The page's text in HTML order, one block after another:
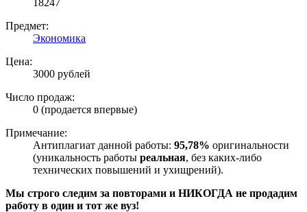
18247
Предмет:
Экономика
Цена:
3000 рублей
Число продаж:
0 (продается впервые)
Примечание:
Антиплагиат данной работы: 95,78% оригинальности
(уникальность работы реальная, без каких-либо
технических повышений и ухищрений).
Мы строго следим за повторами и НИКОГДА не продадим
работу в один и тот же вуз!